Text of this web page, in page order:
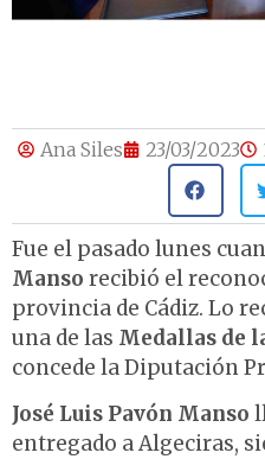
Ana Siles 23/03/2023
Fue el pasado lunes
Manso recibió el
provincia de Cádiz. Lo
una de las Medallas de
concede la Diputación
José Luis Pavón Manso
entregado a Algeciras,